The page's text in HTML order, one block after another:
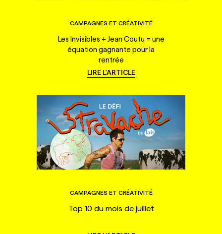
CAMPAGNES ET CRÉATIVITÉ
Les Invisibles + Jean Coutu = une
équation gagnante pour la
rentrée
LIRE L'ARTICLE
CAMPAGNES ET CRÉATIVITÉ
Top 10 du mois de juillet